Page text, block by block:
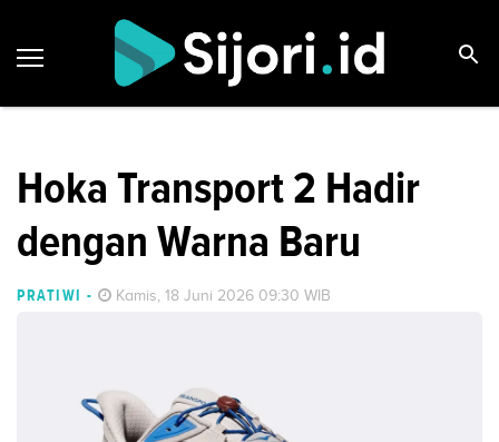
Hoka Transport 2 Hadir
dengan Warna Baru
PRATIWI - Kamis, 18 Juni 2026 09:30 WIB